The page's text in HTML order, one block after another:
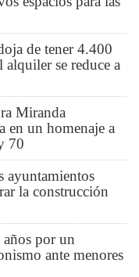
de tener 4.400
se reduce a
Miranda
en un homenaje a
70
ayuntamientos
la construcción
por un
ante menores